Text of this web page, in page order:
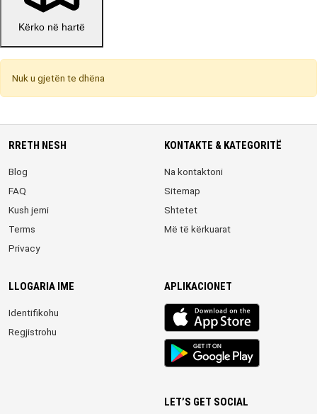
Kërko në hartë
Nuk u gjetën te dhëna
RRETH NESH
Blog
FAQ
Kush jemi
Terms
Privacy
KONTAKTE & KATEGORITË
Na kontaktoni
Sitemap
Shtetet
Më të kërkuarat
LLOGARIA IME
Identifikohu
Regjistrohu
APLIKACIONET
iOS
app
Android
App
LET’S GET SOCIAL